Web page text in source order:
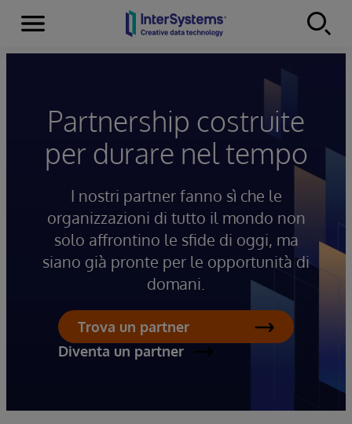
Skip to content
Menu
Partnership costruite
per durare nel tempo
I nostri partner fanno sì che le
organizzazioni di tutto il mondo non
solo affrontino le sfide di oggi, ma
siano già pronte per le opportunità di
domani.
Trova un partner
Diventa un partner